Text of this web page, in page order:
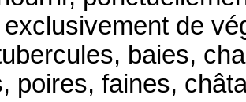
de
baies,
poires, faines,